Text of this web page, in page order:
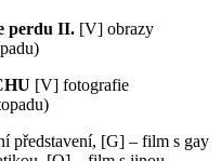
perdu II. [V] obrazy
[V] fotografie
představení, [G] – film s gay